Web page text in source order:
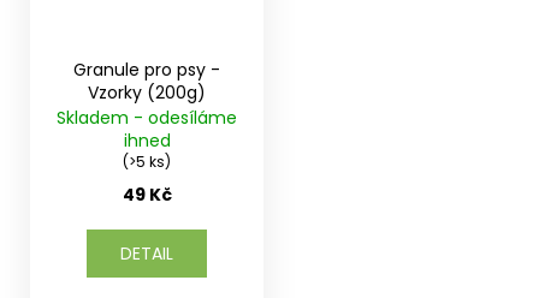
Granule pro psy -
Vzorky (200g)
Skladem - odesíláme
ihned
(>5 ks)
49 Kč
DETAIL